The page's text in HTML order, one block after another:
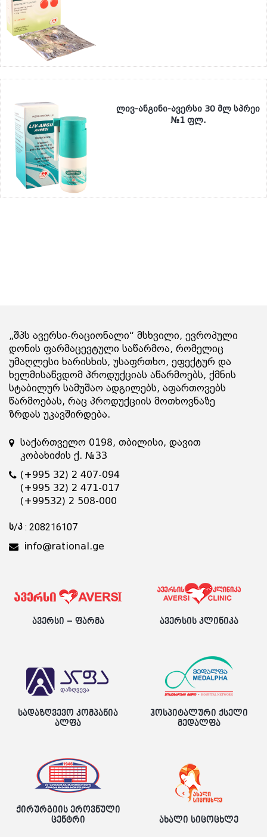
ლივ-ანგინი-ავერსი 30 მლ სპრეი
№1 ფლ.
„შპს ავერსი-რაციონალი“ მსხვილი, ევროპული
დონის ფარმაცევტული საწარმოა, რომელიც
უმაღლესი ხარისხის, უსაფრთხო, ეფექტურ და
ხელმისაწვდომ პროდუქციას აწარმოებს, ქმნის
სტაბილურ სამუშაო ადგილებს, აფართოვებს
წარმოებას, რაც პროდუქციის მოთხოვნაზე
ზრდას უკავშირდება.
საქართველო 0198, თბილისი, დავით
კობახიძის ქ. №33
(+995 32) 2 407-094
(+995 32) 2 471-017
(+99532) 2 508-000
ს/კ : 208216107
info@rational.ge
ავერსი – ფარმა ავერსის კლინიკა
სადაზღვევო კომპანია
ალფა
ჰოსპიტალური ქსელი
მედალფა
ქირურგიის ეროვნული
ცენტრი
ახალი სიცოცხლე